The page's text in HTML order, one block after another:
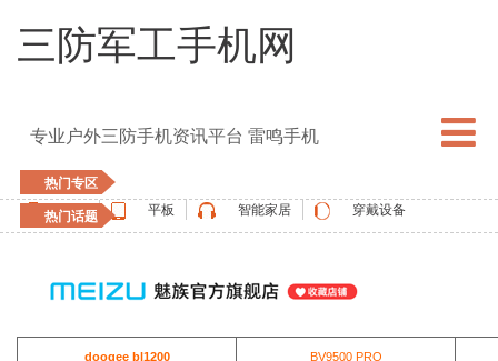
三防军工手机网
专业户外三防手机资讯平台 雷鸣手机
热门专区
手机
平板 智能家居 穿戴设备
热门话题
vernee
doogee bl1200 BV9500 PRO